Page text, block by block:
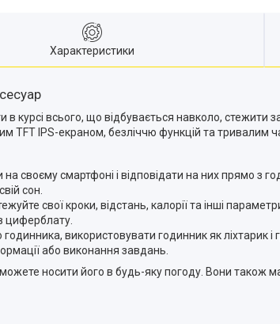
Характеристики
курсі всього, що відбувається навколо,
TFT IPS-екраном, безліччю функцій та тривалим
своєму смартфоні і відповідати на них прямо з
сон.
свої кроки, відстань, калорії та інші
циферблату.
використовувати годинник як ліхтарик і
або виконання завдань.
носити його в будь-яку погоду. Вони